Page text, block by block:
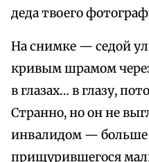
деда твоего
На снимке — седой
кривым шрамом
в глазах… в глазу,
Странно, но он не
инвалидом — больше
прищурившегося